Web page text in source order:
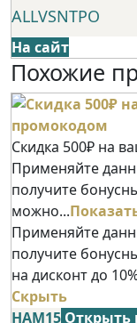
ALLVSNTPO
На сайт
Похожие
Скидка 500₽ на
Применяйте
получите
можно...
Применяйте
получите
на дисконт до
Скрыть
НАМ15 Открыть